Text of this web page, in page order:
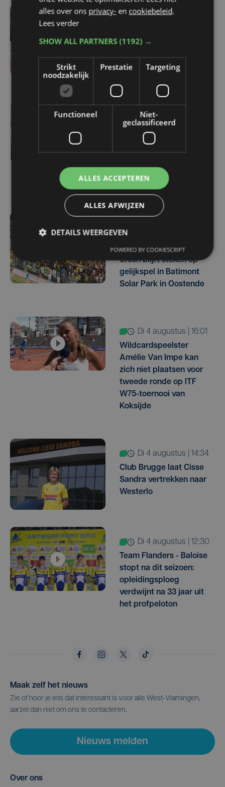
gymnasten mogen zich
opmaken voor EK
toestelturnen
wo 5 augustus | 14:24
Matthieu Bonne wil
opnieuw wereldrecord
oceanswim verbreken:
"zonder pauzes of
slapen"
Champions League:
Union blijft steken op
gelijkspel in Batimont
Solar Park in Oostende
di 4 augustus | 16:01
Wildcardspeelster
Amélie Van Impe kan
zich niet plaatsen voor
tweede ronde op ITF
W75-toernooi van
Koksijde
di 4 augustus | 14:34
Club Brugge laat Cisse
Sandra vertrekken naar
Westerlo
di 4 augustus | 12:30
Team Flanders - Baloise
stopt na dit seizoen:
opleidingsploeg
verdwijnt na 33 jaar uit
het profpeloton
Maak zelf het nieuws
Zie of hoor je iets dat interessant is voor alle West-Vlamingen,
aarzel dan niet om ons te contacteren.
Nieuws melden
Over ons
alles over ons privacy- en cookiebeleid.
Lees verder
SHOW ALL PARTNERS(1192) →
Strikt
noodzakelijk
Prestatie Targeting
Functioneel
Niet-
geclassificeerd
ALLES ACCEPTEREN
ALLES AFWIJZEN
DETAILS WEERGEVEN
POWERED BY COOKIESCRIPT